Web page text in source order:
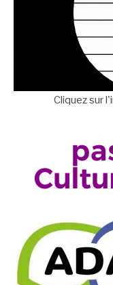
Cliquez sur